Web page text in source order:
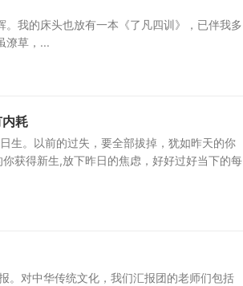
。我的床头也放有一本《了凡四训》，已伴我多
潦草，...
耗
。以前的过失，要全部拔掉，犹如昨天的你
获得新生,放下昨日的焦虑，好好过好当下的每
。对中华传统文化，我们汇报团的老师们包括